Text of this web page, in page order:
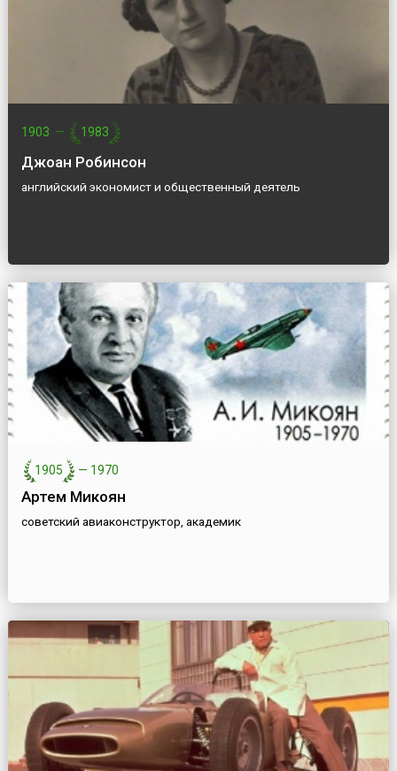
1903 — 1983
Джоан Робинсон
английский экономист и общественный деятель
1905 — 1970
Артем Микоян
советский авиаконструктор, академик